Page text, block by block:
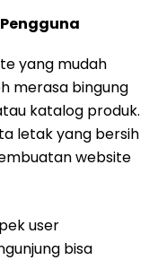
yang mudah
merasa bingung
katalog produk.
letak yang bersih
website
user
bisa